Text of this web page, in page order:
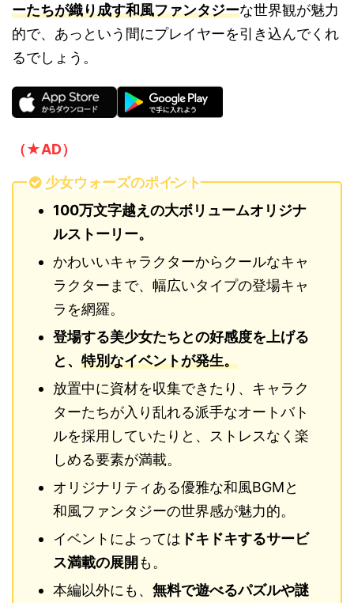
ーたちが織り成す和風ファンタジーな世界観が魅力
的で、あっという間にプレイヤーを引き込んでくれ
るでしょう。
（★AD）
少女ウォーズのポイント
100万文字越えの大ボリュームオリジナ
ルストーリー。
かわいいキャラクターからクールなキャ
ラクターまで、幅広いタイプの登場キャ
ラを網羅。
登場する美少女たちとの好感度を上げる
と、 特別なイベントが発生。
放置中に資材を収集できたり、キャラク
ターたちが入り乱れる派手なオートバト
ルを採用していたりと、ストレスなく楽
しめる要素が満載。
オリジナリティある優雅な和風BGMと
和風ファンタジーの世界感が魅力的。
イベントによっては ドキドキするサービ
ス満載の展開 も。
本編以外にも、 無料で遊べるパズルや謎